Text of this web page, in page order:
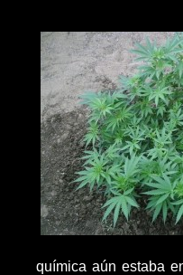
química aún estaba